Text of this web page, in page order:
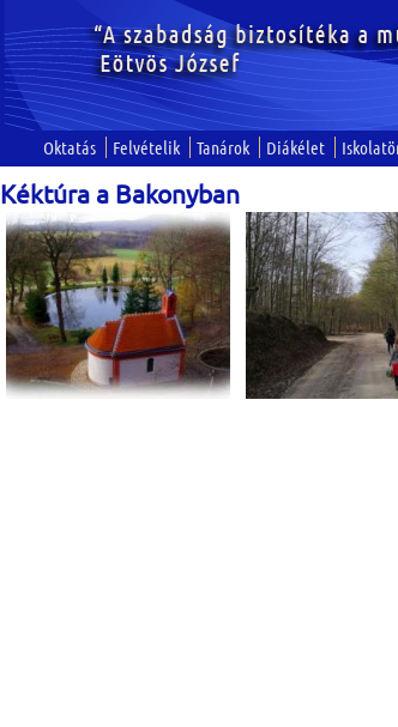
Oktatás Felvételik Tanárok Diákélet
Kéktúra a Bakonyban